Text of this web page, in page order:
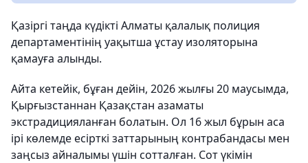
Қазіргі таңда күдікті Алматы қалалық полиция
департаментінің уақытша ұстау изоляторына
қамауға алынды.
Айта кетейік, бұған дейін, 2026 жылғы 20 маусымда,
Қырғызстаннан Қазақстан азаматы
экстрадицияланған болатын. Ол 16 жыл бұрын аса
ірі көлемде есірткі заттарының контрабандасы мен
заңсыз айналымы үшін сотталған. Сот үкімін